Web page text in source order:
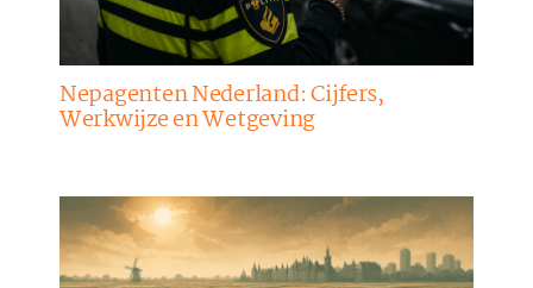
Nepagenten Nederland: Cijfers,
Werkwijze en Wetgeving